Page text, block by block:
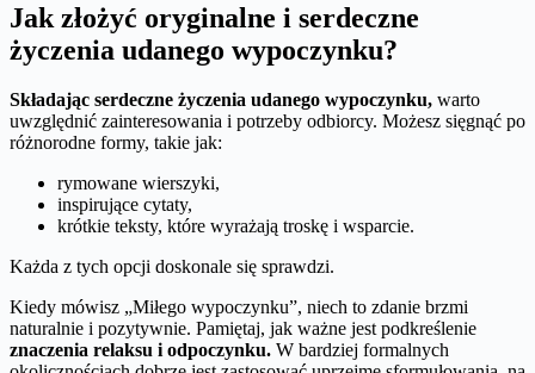
Jak złożyć oryginalne i serdeczne
życzenia udanego wypoczynku?
Składając serdeczne życzenia udanego wypoczynku, warto
uwzględnić zainteresowania i potrzeby odbiorcy. Możesz sięgnąć po
różnorodne formy, takie jak:
rymowane wierszyki,
inspirujące cytaty,
krótkie teksty, które wyrażają troskę i wsparcie.
Każda z tych opcji doskonale się sprawdzi.
Kiedy mówisz „Miłego wypoczynku”, niech to zdanie brzmi
naturalnie i pozytywnie. Pamiętaj, jak ważne jest podkreślenie
znaczenia relaksu i odpoczynku. W bardziej formalnych